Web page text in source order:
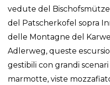
vedute del
del Patscherkofel sopra
delle Montagne del
Adlerweg, queste
gestibili con grandi
marmotte, viste